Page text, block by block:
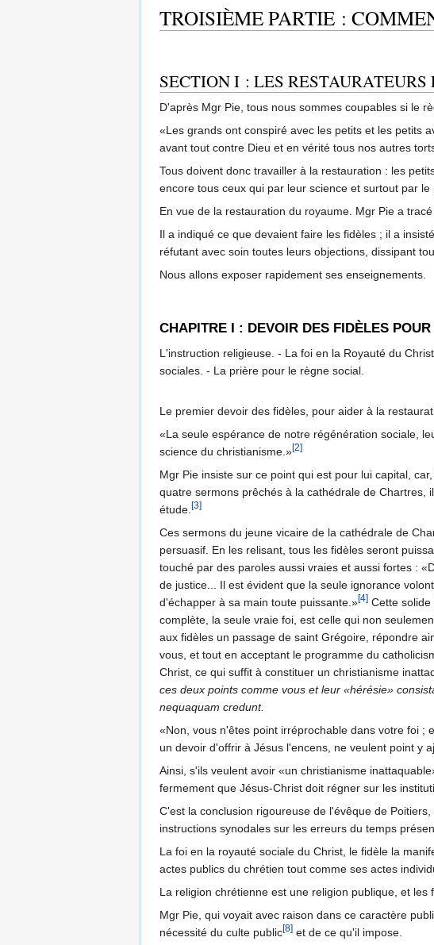
TROISIÈME PARTIE :
SECTION I : LES RESTAURATEURS
D'après Mgr Pie, tous nous sommes coupables si le
«Les grands ont conspiré avec les petits et les petits
avant tout contre Dieu et en vérité tous nos autres
Tous doivent donc travailler à la restauration : les
encore tous ceux qui par leur science et surtout par
En vue de la restauration du royaume. Mgr Pie a
Il a indiqué ce que devaient faire les fidèles ; il a
réfutant avec soin toutes leurs objections, dissipant
Nous allons exposer rapidement ses enseignements.
CHAPITRE I : DEVOIR DES FIDÈLES
L'instruction religieuse. - La foi en la Royauté du
sociales. - La prière pour le règne social.
Le premier devoir des fidèles, pour aider à la
«La seule espérance de notre régénération sociale,
science du christianisme.»[2]
Mgr Pie insiste sur ce point qui est pour lui capital,
quatre sermons prêchés à la cathédrale de Chartres,
étude. [3]
Ces sermons du jeune vicaire de la cathédrale de
persuasif. En les relisant, tous les fidèles seront
touché par des paroles aussi vraies et aussi fortes :
de justice... Il est évident que la seule ignorance
d'échapper à sa main toute puissante.»[4] Cette
complète, la seule vraie foi, est celle qui non
aux fidèles un passage de saint Grégoire, répondre
vous, et tout en acceptant le programme du
Christ, ce qui suffit à constituer un christianisme
ces deux points comme vous et leur «hérésie»
nequaquam credunt.
«Non, vous n'êtes point irréprochable dans votre foi ;
un devoir d'offrir à Jésus l'encens, ne veulent point y
Ainsi, s'ils veulent avoir «un christianisme
fermement que Jésus-Christ doit régner sur les
C'est la conclusion rigoureuse de l'évêque de
instructions synodales sur les erreurs du temps
La foi en la royauté sociale du Christ, le fidèle la
actes publics du chrétien tout comme ses actes
La religion chrétienne est une religion publique, et
Mgr Pie, qui voyait avec raison dans ce caractère
nécessité du culte public[8] et de ce qu'il impose.